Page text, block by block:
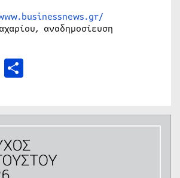
αναδημοσίευση
Messenger